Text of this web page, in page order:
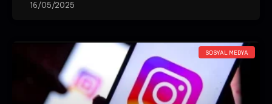
16/05/2025
SOSYAL MEDYA